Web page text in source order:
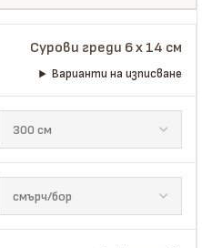
Сурови греди 6 x 14 см
Варианти на изписване